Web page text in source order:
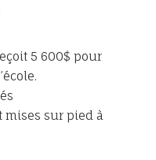
5 600$ pour
mises sur pied à